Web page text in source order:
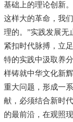
基础上的理论创新
这样大的革命，我
理的。”实践发展无
紧扣时代脉搏，立
特的实践中汲取养
样铸就中华文化新
重大问题，形成一
献，必须结合新时
的最前沿，在观照